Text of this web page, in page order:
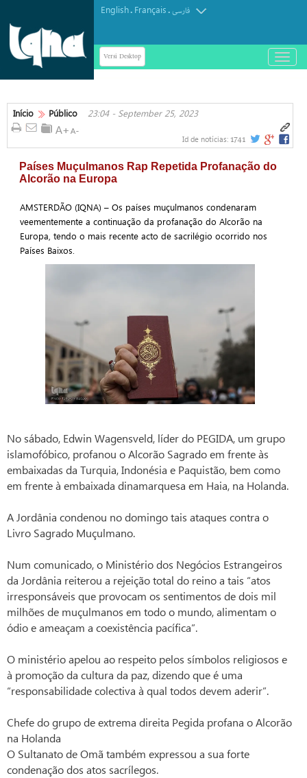
English. Français.فارسی
Versi Desktop
باز
و
کردن
Início Público 23:04 - September 25, 2023
Id de notícias: 1741
Países Muçulmanos Rap Repetida Profanação do
Alcorão na Europa
AMSTERDÃO (IQNA) – Os países muçulmanos condenaram
veementemente a continuação da profanação do Alcorão na
Europa, tendo o mais recente acto de sacrilégio ocorrido nos
Países Baixos.
No sábado, Edwin Wagensveld, líder do PEGIDA, um grupo
islamofóbico, profanou o Alcorão Sagrado em frente às
embaixadas da Turquia, Indonésia e Paquistão, bem como
em frente à embaixada dinamarquesa em Haia, na Holanda.
A Jordânia condenou no domingo tais ataques contra o
Livro Sagrado Muçulmano.
Num comunicado, o Ministério dos Negócios Estrangeiros
da Jordânia reiterou a rejeição total do reino a tais “atos
irresponsáveis que provocam os sentimentos de dois mil
milhões de muçulmanos em todo o mundo, alimentam o
ódio e ameaçam a coexistência pacífica”.
O ministério apelou ao respeito pelos símbolos religiosos e
à promoção da cultura da paz, dizendo que é uma
“responsabilidade colectiva à qual todos devem aderir”.
Chefe do grupo de extrema direita Pegida profana o Alcorão
na Holanda
O Sultanato de Omã também expressou a sua forte
condenação dos atos sacrílegos.